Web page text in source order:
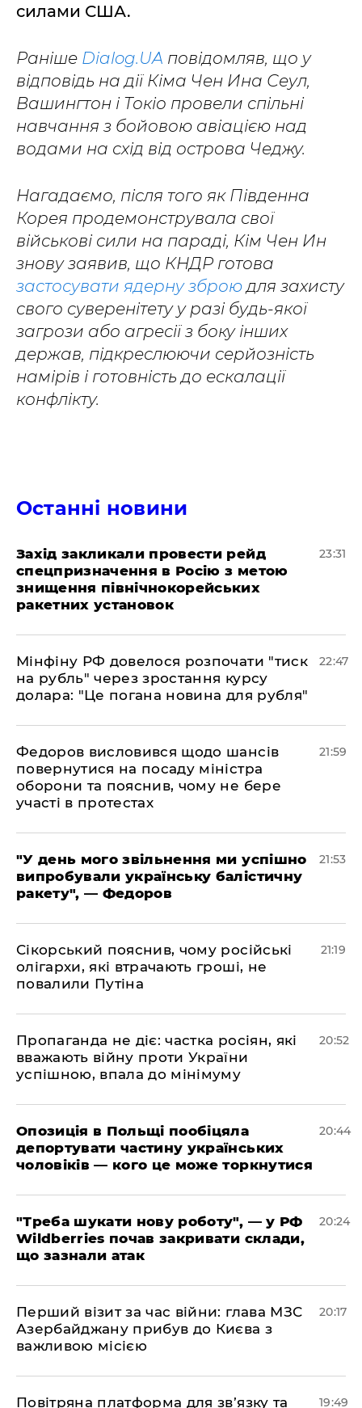
силами США.
Раніше Dialog.UA повідомляв, що у
відповідь на дії Кіма Чен Ина Сеул,
Вашингтон і Токіо провели спільні
навчання з бойовою авіацією над
водами на схід від острова Чеджу.
Нагадаємо, після того як Південна
Корея продемонструвала свої
військові сили на параді, Кім Чен Ин
знову заявив, що КНДР готова
застосувати ядерну зброю для захисту
свого суверенітету у разі будь-якої
загрози або агресії з боку інших
держав, підкреслюючи серйозність
намірів і готовність до ескалації
конфлікту.
Останні новини
​Захід закликали провести рейд
спецпризначення в Росію з метою
знищення північнокорейських
ракетних установок
23:31
​Мінфіну РФ довелося розпочати "тиск
на рубль" через зростання курсу
долара: "Це погана новина для рубля"
22:47
​Федоров висловився щодо шансів
повернутися на посаду міністра
оборони та пояснив, чому не бере
участі в протестах
21:59
​"У день мого звільнення ми успішно
випробували українську балістичну
ракету", — Федоров
21:53
​Сікорський пояснив, чому російські
олігархи, які втрачають гроші, не
повалили Путіна
21:19
​Пропаганда не діє: частка росіян, які
вважають війну проти України
успішною, впала до мінімуму
20:52
​Опозиція в Польщі пообіцяла
депортувати частину українських
чоловіків — кого це може торкнутися
20:44
​"Треба шукати нову роботу", — у РФ
Wildberries почав закривати склади,
що зазнали атак
20:24
​Перший візит за час війни: глава МЗС
Азербайджану прибув до Києва з
важливою місією
20:17
​Повітряна платформа для зв’язку та 19:49